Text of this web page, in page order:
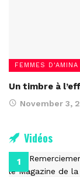
FEMMES D'AMINA
Un timbre à
November 3,
Vidéos